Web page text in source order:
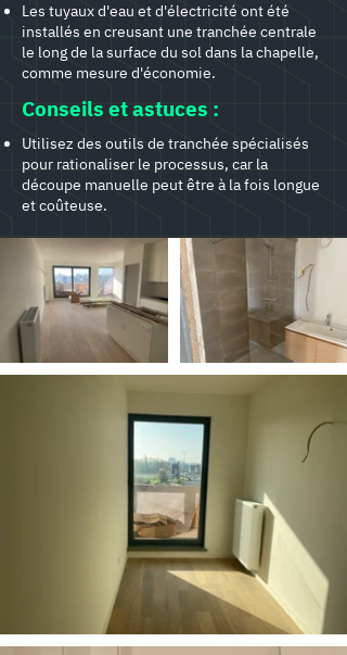
Les tuyaux d'eau et d'électricité ont été
installés en creusant une tranchée centrale
le long de la surface du sol dans la chapelle,
comme mesure d'économie.
Conseils et astuces :
Utilisez des outils de tranchée spécialisés
pour rationaliser le processus, car la
découpe manuelle peut être à la fois longue
et coûteuse.